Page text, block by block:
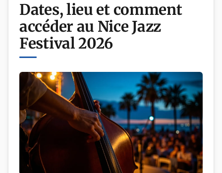
Dates, lieu et comment
accéder au Nice Jazz
Festival 2026